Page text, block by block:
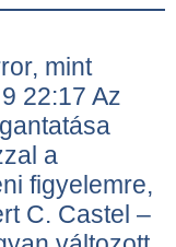
mint
22:17 Az
a
figyelemre,
C. Castel –